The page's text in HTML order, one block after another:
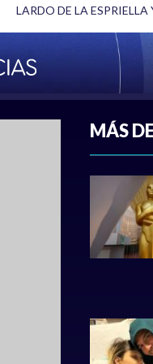
ABELARDO DE LA ESPRIELLA
MÁS